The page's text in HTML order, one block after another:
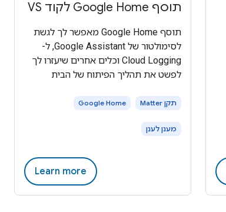
תוסף Google Home לקוד VS
תוסף Google Home מאפשר לך לגשת
לסימולטור של Google Assistant, ל-
Cloud Logging וכלים אחרים שיעזרו לך
לפשט את תהליך הפיתוח של הבית
תקן Matter Google Home
מענן לענן
Learn more